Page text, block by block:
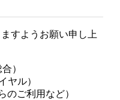
すようお願い申し上
）
ヤル）
のご利用など）